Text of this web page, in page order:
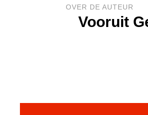
OVER DE AUTEUR
Vooruit